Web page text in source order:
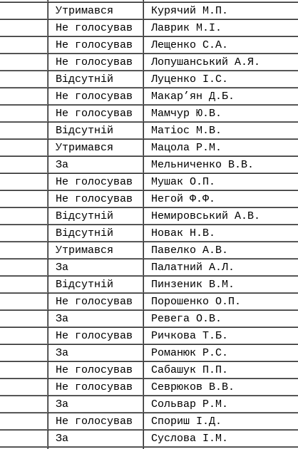
Утримався Курячий М.П.
Не голосував Лаврик М.І.
Не голосував Лещенко С.А.
Не голосував Лопушанський А.Я.
Відсутній Луценко І.С.
Не голосував Макар’ян Д.Б.
Не голосував Мамчур Ю.В.
Відсутній Матіос М.В.
Утримався Мацола Р.М.
За Мельниченко В.В.
Не голосував Мушак О.П.
Не голосував Негой Ф.Ф.
Відсутній Немировський А.В.
Відсутній Новак Н.В.
Утримався Павелко А.В.
За Палатний А.Л.
Відсутній Пинзеник В.М.
Не голосував Порошенко О.П.
За Ревега О.В.
Не голосував Ричкова Т.Б.
За Романюк Р.С.
Не голосував Сабашук П.П.
Не голосував Севрюков В.В.
За Сольвар Р.М.
Не голосував Спориш І.Д.
За Суслова І.М.